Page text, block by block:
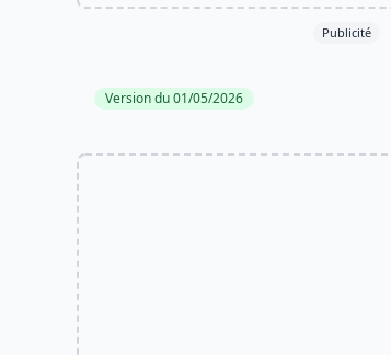
Publicité
Version du 01/05/2026